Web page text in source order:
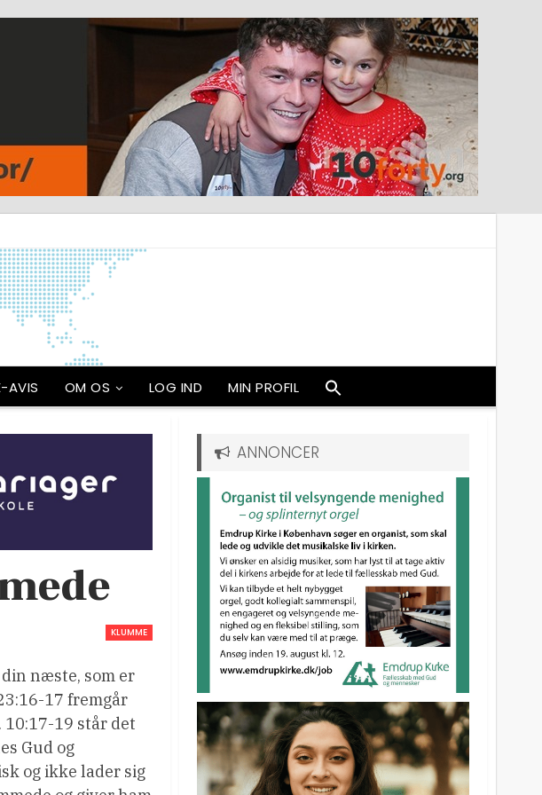
AVIS OM OS LOG IND MIN PROFIL
KLUMME
næste, som er
17 fremgår
10:17-19 står det
Gud og
og ikke lader sig
ANNONCER